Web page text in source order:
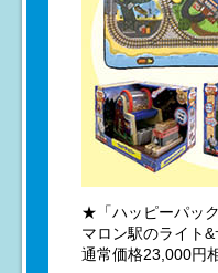
★「ハッピーパッ
マロン駅のライト
通常価格23,000円